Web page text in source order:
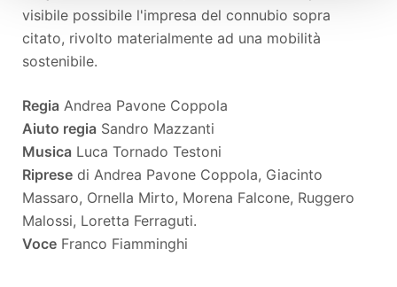
visibile possibile l'impresa del connubio sopra
citato, rivolto materialmente ad una mobilità
sostenibile.
Regia Andrea Pavone Coppola
Aiuto regia Sandro Mazzanti
Musica Luca Tornado Testoni
Riprese di Andrea Pavone Coppola, Giacinto
Massaro, Ornella Mirto, Morena Falcone, Ruggero
Malossi, Loretta Ferraguti.
Voce Franco Fiamminghi